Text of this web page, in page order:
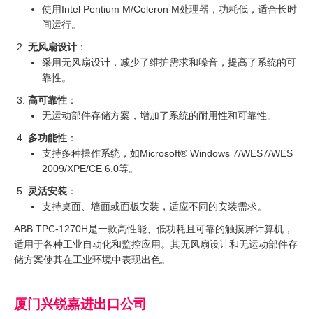
使用Intel Pentium M/Celeron M处理器，功耗低，适合长时
间运行。
无风扇设计 ：
采用无风扇设计，减少了维护需求和噪音，提高了系统的可
靠性。
高可靠性 ：
无运动部件存储方案，增加了系统的耐用性和可靠性。
多功能性 ：
支持多种操作系统，如Microsoft® Windows 7/WES7/WES
2009/XPE/CE 6.0等。
灵活安装 ：
支持桌面、墙面或面板安装，适应不同的安装需求。
ABB TPC-1270H是一款高性能、低功耗且可靠的触摸屏计算机，
适用于各种工业自动化和监控应用。其无风扇设计和无运动部件存
储方案使其在工业环境中表现出色。
————————————————————
厦门兴锐嘉进出口公司